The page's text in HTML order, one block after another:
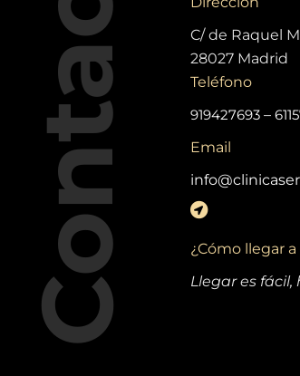
Contacto
C/ de Raquel
28027 Madrid
Teléfono
919427693–
Email
¿Cómo llegar
Llegar es fácil,